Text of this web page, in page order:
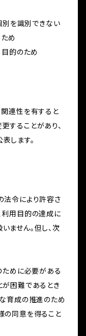
別を識別できない
め
目的のため
関連性を有すると
することがあり、
します。
法令により許容さ
利用目的の達成に
ません。但し、次
ために必要がある
が困難であるとき
育成の推進のため
の同意を得ること